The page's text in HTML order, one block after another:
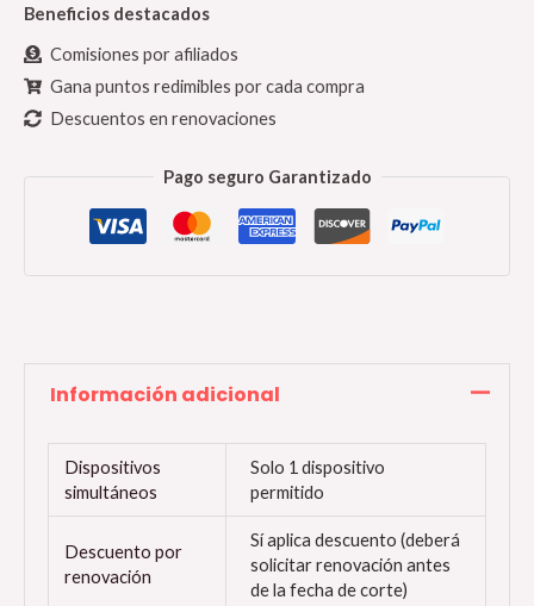
Beneficios destacados
Comisiones por afiliados
Gana puntos redimibles por cada compra
Descuentos en renovaciones
Pago seguro Garantizado
Información adicional
Dispositivos
simultáneos
Solo 1 dispositivo
permitido
Descuento por
renovación
Sí aplica descuento (deberá
solicitar renovación antes
de la fecha de corte)